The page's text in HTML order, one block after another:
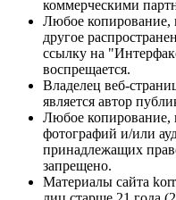
коммерческими
Любое копирование,
другое
ссылку на
воспрещается.
Владелец веб-
является автор
Любое копирование,
фотографий и/или
принадлежащих
запрещено.
Материалы сайта